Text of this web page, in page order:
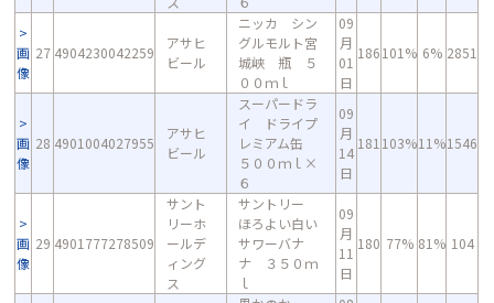
画
像
27 4904230042259
アサヒ
ビール
ニッカ シン
グルモルト宮
城峡 瓶 ５
００ｍｌ
09
月
01
日
186101% 6% 2851
画
像
28 4901004027955
アサヒ
ビール
スーパードラ
イ ドライプ
レミアム缶
５００ｍｌ×
６
09
月
14
日
181 103%11%1546
画
像
29 4901777278509
サント
リーホ
ールデ
ィング
ス
サントリー
ほろよい白い
サワーバナ
ナ ３５０ｍ
ｌ
09
月
11
日
180 77% 81% 104